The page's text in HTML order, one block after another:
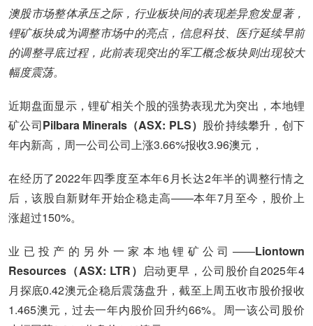
澳股市场整体承压之际，行业板块间的表现差异愈发显著，
锂矿板块成为调整市场中的亮点，信息科技、医疗延续早前
的调整寻底过程，此前表现突出的军工概念板块则出现较大
幅度震荡。
近期盘面显示，锂矿相关个股的强势表现尤为突出，本地锂
矿公司Pilbara Minerals（ASX: PLS） 股价持续攀升，创下
年内新高，周一公司公司上涨3.66%报收3.96澳元，
在经历了2022年四季度至本年6月长达2年半的调整行情之
后，该股自新财年开始企稳走高——本年7月至今，股价上
涨超过150%。
业已投产的另外一家本地锂矿公司——Liontown
Resources（ASX: LTR） 启动更早，公司股价自2025年4
月探底0.42澳元企稳后震荡盘升，截至上周五收市股价报收
1.465澳元，过去一年内股价回升约66%。周一该公司股价